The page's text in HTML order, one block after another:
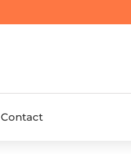
Contact